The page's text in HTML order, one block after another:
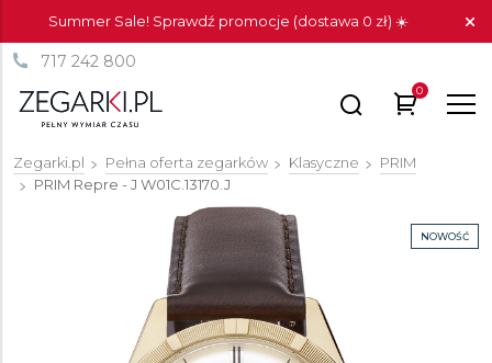
Summer Sale! Sprawdź promocje (dostawa 0 zł) ☀️
717 242 800
0
Zegarki.pl Pełna oferta zegarków Klasyczne
PRIM
PRIM Repre - J W01C.13170.J
NOWOŚĆ